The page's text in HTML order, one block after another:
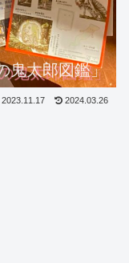
鬼太郎図鑑」
2023.11.17 2024.03.26